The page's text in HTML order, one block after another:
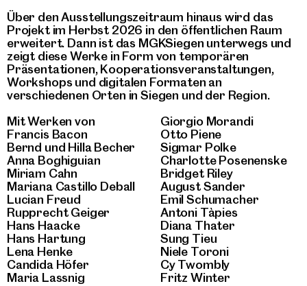
Über den Ausstellungszeitraum hinaus wird das
Projekt im Herbst 2026 in den öffentlichen Raum
erweitert. Dann ist das MGKSiegen unterwegs und
zeigt diese Werke in Form von temporären
Präsentationen, Kooperationsveranstaltungen,
Workshops und digitalen Formaten an
verschiedenen Orten in Siegen und der Region.
Mit Werken von
Francis Bacon
Bernd und Hilla Becher
Anna Boghiguian
Miriam Cahn
Mariana Castillo Deball
Lucian Freud
Rupprecht Geiger
Hans Haacke
Hans Hartung
Lena Henke
Candida Höfer
Maria Lassnig
Giorgio Morandi
Otto Piene
Sigmar Polke
Charlotte Posenenske
Bridget Riley
August Sander
Emil Schumacher
Antoni Tàpies
Diana Thater
Sung Tieu
Niele Toroni
Cy Twombly
Fritz Winter